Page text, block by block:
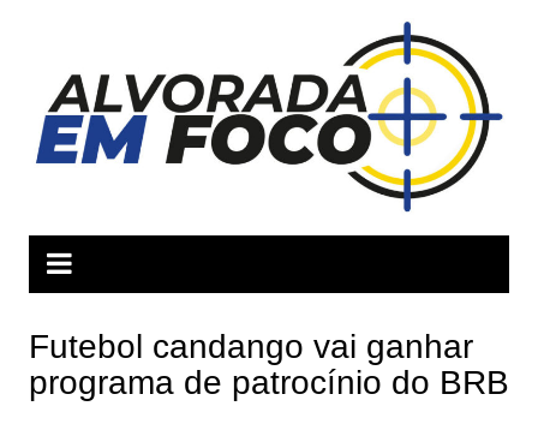
conteúdo
Futebol candango vai ganhar
programa de patrocínio do BRB